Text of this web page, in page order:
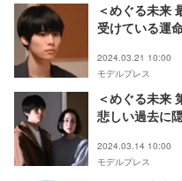
＜めぐる未来
受けている運
2024.03.21 10:00
モデルプレス
＜めぐる未来
悲しい過去に
2024.03.14 10:00
モデルプレス